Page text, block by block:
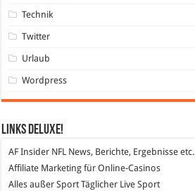
Technik
Twitter
Urlaub
Wordpress
Links DeLuXe!
AF Insider NFL News, Berichte, Ergebnisse etc.
Affiliate Marketing für Online-Casinos
Alles außer SportTäglicher Live Sport